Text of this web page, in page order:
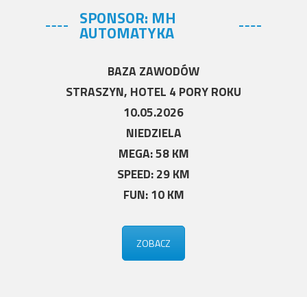
SPONSOR: MH
AUTOMATYKA
BAZA ZAWODÓW
STRASZYN, HOTEL 4 PORY ROKU
10.05.2026
NIEDZIELA
MEGA: 58 KM
SPEED: 29 KM
FUN: 10 KM
ZOBACZ